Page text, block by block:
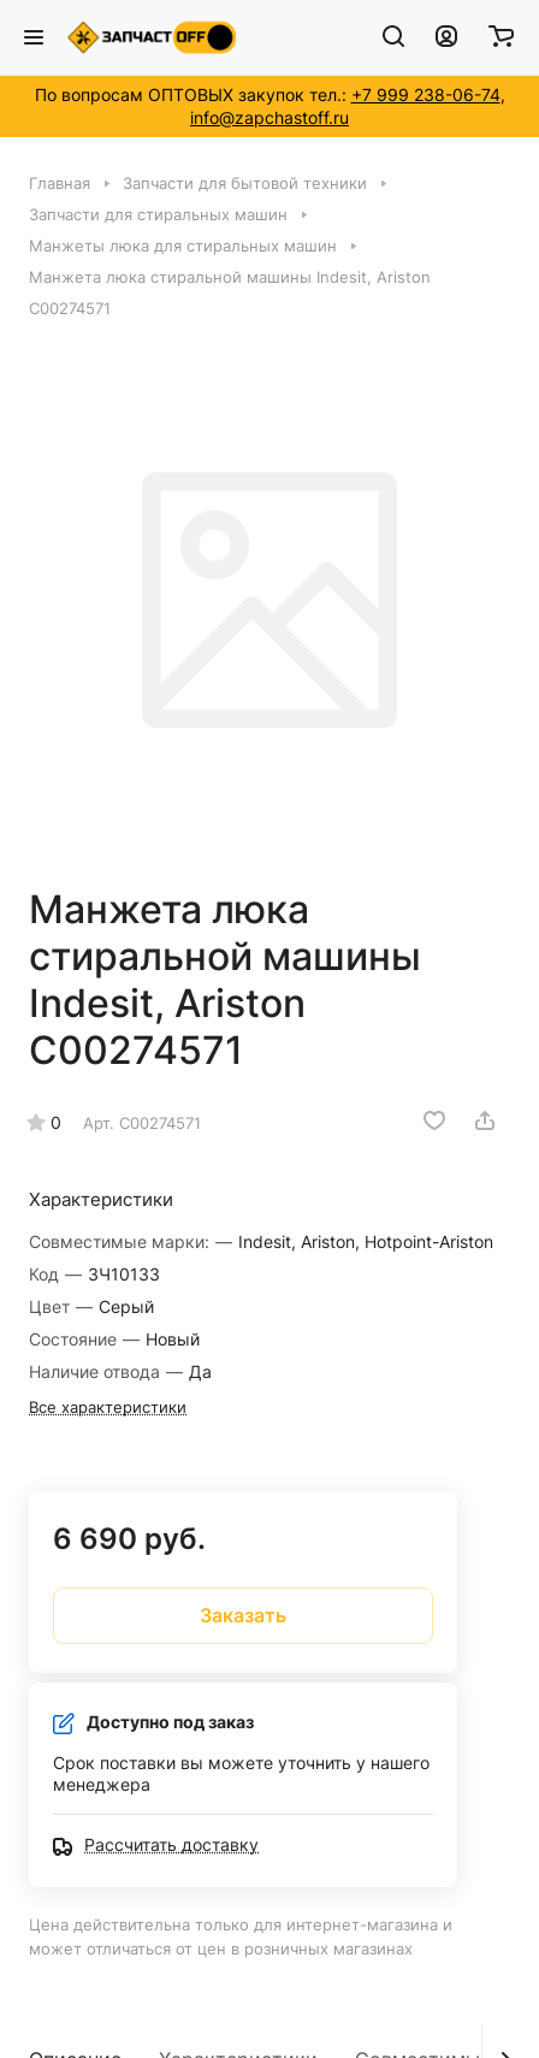
По вопросам ОПТОВЫХ закупок тел.: +7 999 238-06-74,
info@zapchastoff.ru
Главная
Запчасти для бытовой техники
Запчасти для стиральных машин
Манжеты люка для стиральных машин
Манжета люка стиральной машины Indesit, Ariston
C00274571
Манжета люка
стиральной машины
Indesit, Ariston
C00274571
0 Арт. C00274571
Характеристики
Совместимые марки: — Indesit, Ariston, Hotpoint-Ariston
Код — ЗЧ10133
Цвет — Серый
Состояние — Новый
Наличие отвода — Да
Все характеристики
6 690 руб.
Заказать
Доступно под заказ
Срок поставки вы можете уточнить у нашего
менеджера
Рассчитать доставку
Цена действительна только для интернет-магазина и
может отличаться от цен в розничных магазинах